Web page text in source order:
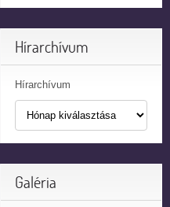
Hírarchívum
Hírarchívum
Galéria